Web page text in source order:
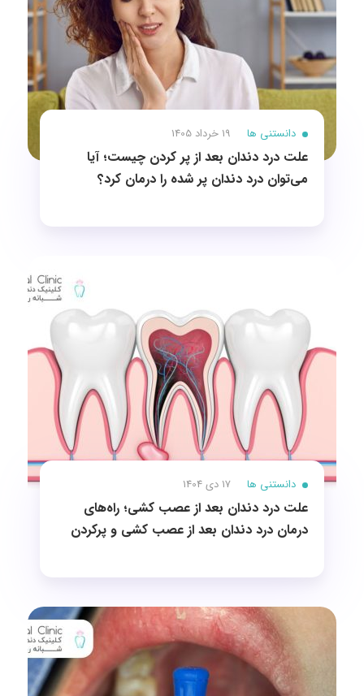
دانستنی ها 19 خرداد 1405
علت درد دندان بعد از پر کردن چیست؛ آیا
می‌توان درد دندان پر شده را درمان کرد؟
دانستنی ها 17 دی 1404
علت درد دندان بعد از عصب کشی؛ راه‌های
درمان درد دندان بعد از عصب کشی و پرکردن